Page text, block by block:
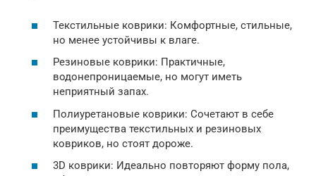
Текстильные коврики: Комфортные, стильные,
но менее устойчивы к влаге.
Резиновые коврики: Практичные,
водонепроницаемые, но могут иметь
неприятный запах.
Полиуретановые коврики: Сочетают в себе
преимущества текстильных и резиновых
ковриков, но стоят дороже.
3D коврики: Идеально повторяют форму пола,